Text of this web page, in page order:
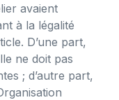
avaient
à la légalité
D’une part,
ne doit pas
; d’autre part,